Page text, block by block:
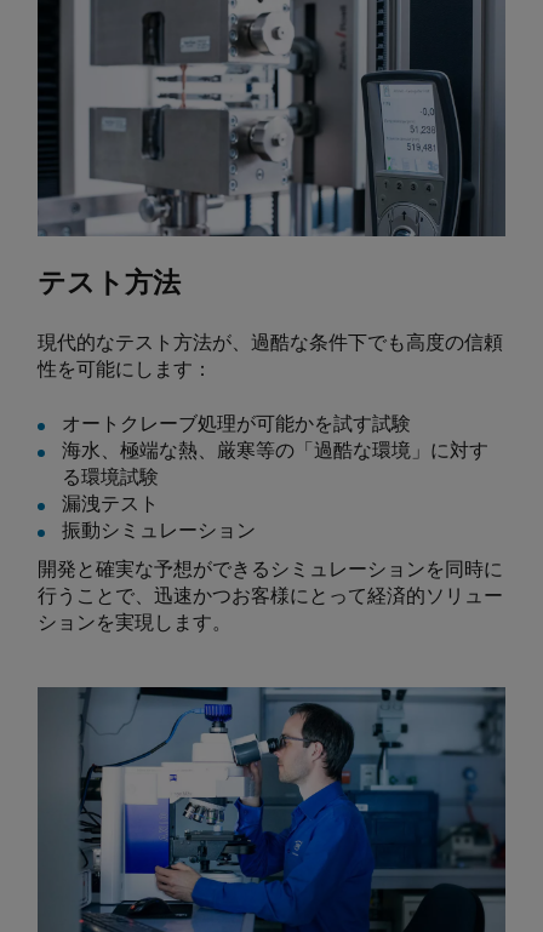
テスト方法
現代的なテスト方法が、過酷な条件下でも高度の信頼
性を可能にします：
オートクレーブ処理が可能かを試す試験
海水、極端な熱、厳寒等の「過酷な環境」に対す
る環境試験
漏洩テスト
振動シミュレーション
開発と確実な予想ができるシミュレーションを同時に
行うことで、迅速かつお客様にとって経済的ソリュー
ションを実現します。